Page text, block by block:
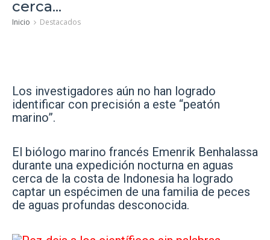
cerca...
Inicio Destacados
Los investigadores aún no han logrado
identificar con precisión a este “peatón
marino”.
El biólogo marino francés Emenrik Benhalassa
durante una expedición nocturna en aguas
cerca de la costa de Indonesia ha logrado
captar un espécimen de una familia de peces
de aguas profundas desconocida.